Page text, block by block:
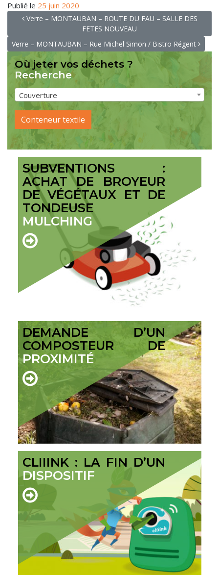
Publié le 25 juin 2020
NAVIGATION
Verre – MONTAUBAN – ROUTE DU FAU – SALLE DES
FETES NOUVEAU
Verre – MONTAUBAN – Rue Michel Simon / Bistro Régent
Où jeter vos déchets ?
Recherche
Couverture
Conteneur textile
SUBVENTIONS :
ACHAT DE BROYEUR
DE VÉGÉTAUX ET DE
TONDEUSE
MULCHING
DEMANDE D’UN
COMPOSTEUR DE
PROXIMITÉ
CLIIINK : LA FIN D’UN
DISPOSITIF